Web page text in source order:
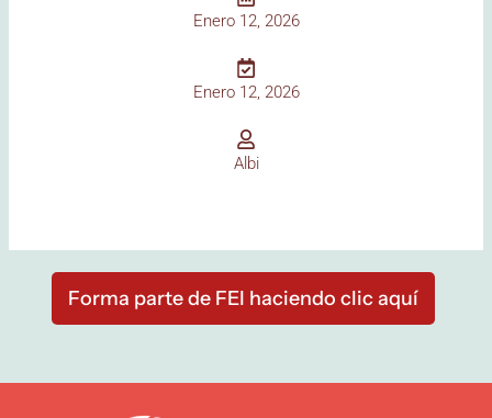
Enero 12, 2026
Enero 12, 2026
Albi
Forma parte de FEI haciendo clic aquí